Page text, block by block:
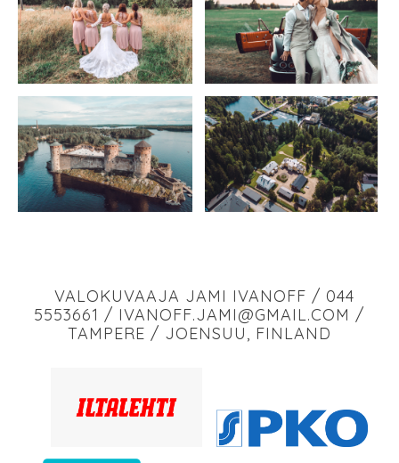
VALOKUVAAJA JAMI IVANOFF / 044
5553661 / IVANOFF.JAMI@GMAIL.COM /
TAMPERE / JOENSUU, FINLAND